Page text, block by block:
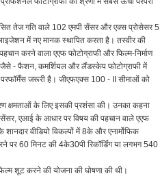
तेज गति वाले 102 एमपी सेंसर और एक्स प्रोसेसर 5
में नए मानक स्थापित करता है। तस्वीर की
करने वाला एएफ फोटोग्राफी और फिल्म-निर्माण
जैसे - फैशन, कमर्शियल और लैंडस्केप फोटोग्राफी में
जरूरी है। जीएफएक्स 100 - II सीमाओं को
क्षमताओं के लिए इसकी प्रशंसा की। उनका कहना
एआई के आधार पर विषय की पहचान वाले एएफ
वीडियो विकल्पों में 8के और एनार्मोफिक
पर 60 मिनट की 4के30पी रिकॉर्डिंग या लगभग 540
शूट करने की योजना की घोषणा की थी।